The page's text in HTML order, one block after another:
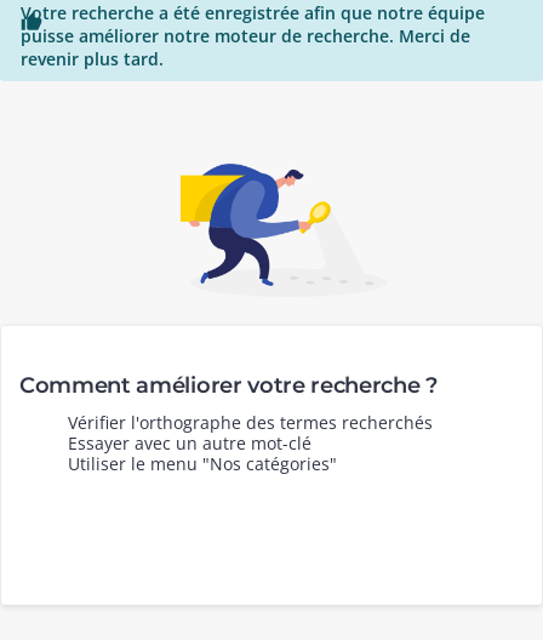

Votre recherche a été enregistrée afin que notre équipe
puisse améliorer notre moteur de recherche. Merci de
revenir plus tard.
Comment améliorer votre recherche ?
Vérifier l'orthographe des termes recherchés
Essayer avec un autre mot-clé
Utiliser le menu "Nos catégories"